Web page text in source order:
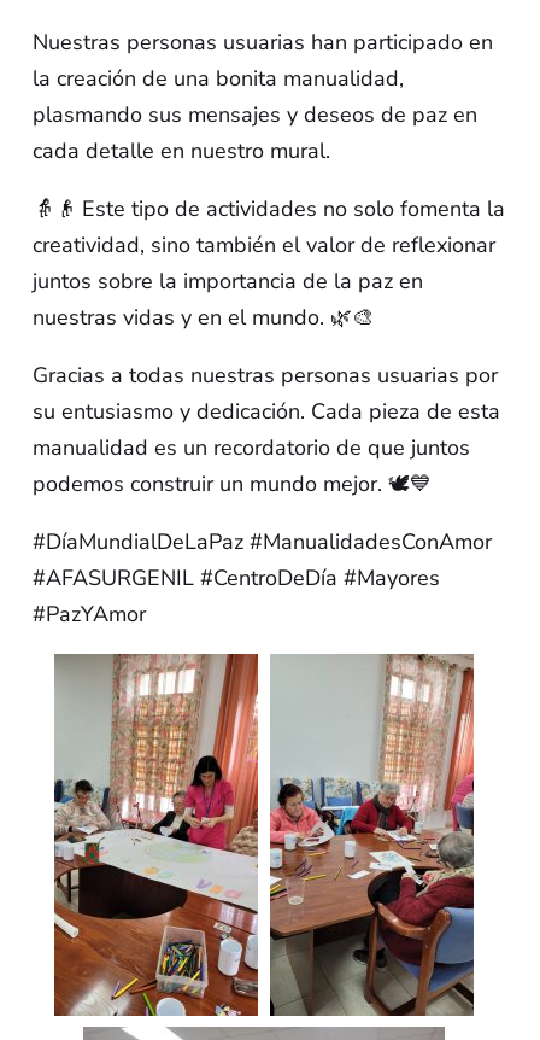
Nuestras personas usuarias han participado en
la creación de una bonita manualidad,
plasmando sus mensajes y deseos de paz en
cada detalle en nuestro mural.
👵👴 Este tipo de actividades no solo fomenta la
creatividad, sino también el valor de reflexionar
juntos sobre la importancia de la paz en
nuestras vidas y en el mundo. 🌿🎨
Gracias a todas nuestras personas usuarias por
su entusiasmo y dedicación. Cada pieza de esta
manualidad es un recordatorio de que juntos
podemos construir un mundo mejor. 🕊️💙
#DíaMundialDeLaPaz #ManualidadesConAmor
#AFASURGENIL #CentroDeDía #Mayores
#PazYAmor